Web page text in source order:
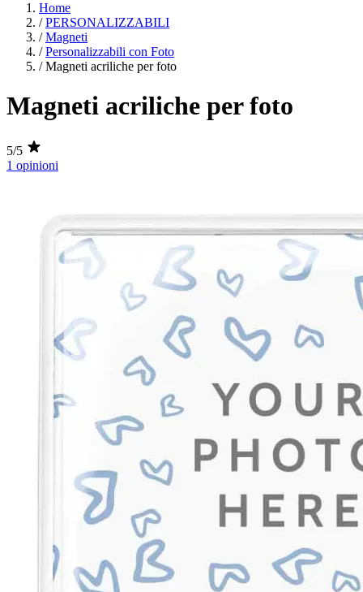
Home
/ PERSONALIZZABILI
/ Magneti
/ Personalizzabili con Foto
/ Magneti acriliche per foto
Magneti acriliche per foto
5/5
1 opinioni